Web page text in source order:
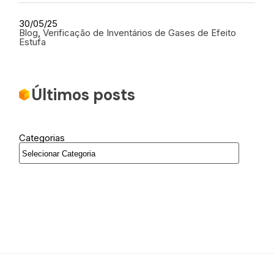
30/05/25
Blog, Verificação de Inventários de Gases de Efeito
Estufa
Últimos posts
Categorias